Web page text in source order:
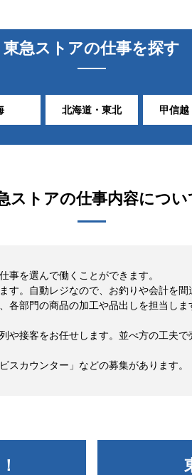
東急ストアの仕事を探す
北海道・東北 甲信越
ストアの仕事内容につい
事を選んで働くことができます。
。自動レジなので、お釣りや会計を間
各部門の商品の加工や品出しを担当し
や接客をお任せします。並べ方の工夫
スカウンター」などの募集があります。